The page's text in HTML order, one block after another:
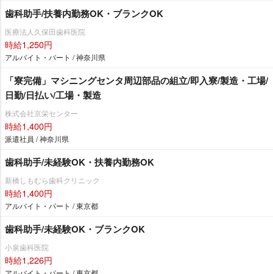
歯科助手/扶養内勤務OK・ブランクOK
医療法人久保田歯科医院
時給1,250円
アルバイト・パート / 神奈川県
「寮完備」マシニングセンタ周辺部品の組立/即入寮/製造・工場/
日勤/日払い/工場・製造
株式会社京栄センター
時給1,400円
派遣社員 / 神奈川県
歯科助手/未経験OK・扶養内勤務OK
新橋しもむら歯科クリニック
時給1,400円
アルバイト・パート / 東京都
歯科助手/未経験OK・ブランクOK
小泉歯科医院
時給1,226円